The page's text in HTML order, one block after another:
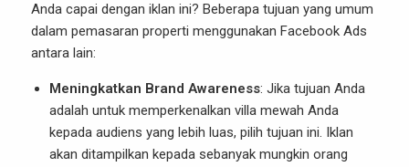
Anda capai dengan iklan ini? Beberapa tujuan yang umum
dalam pemasaran properti menggunakan Facebook Ads
antara lain:
Meningkatkan Brand Awareness: Jika tujuan Anda
adalah untuk memperkenalkan villa mewah Anda
kepada audiens yang lebih luas, pilih tujuan ini. Iklan
akan ditampilkan kepada sebanyak mungkin orang